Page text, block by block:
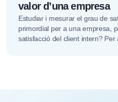
valor d’una empresa
Estudiar i mesurar el grau de
primordial per a una empresa,
satisfacció del client intern? Per